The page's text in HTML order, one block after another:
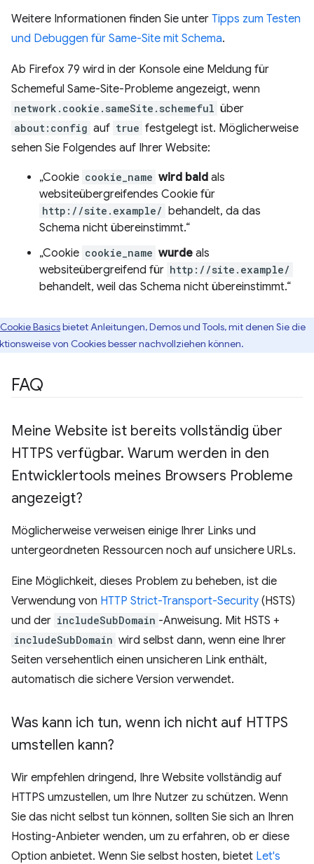
Weitere Informationen finden Sie unter Tipps zum Testen
und Debuggen für Same-Site mit Schema.
Ab Firefox 79 wird in der Konsole eine Meldung für
Schemeful Same-Site-Probleme angezeigt, wenn
network.cookie.sameSite.schemeful über
about:config auf true festgelegt ist. Möglicherweise
sehen Sie Folgendes auf Ihrer Website:
„Cookie cookie_name wird bald als
websiteübergreifendes Cookie für
http://site.example/ behandelt, da das
Schema nicht übereinstimmt.“
„Cookie cookie_name wurde als
websiteübergreifend für http://site.example/
behandelt, weil das Schema nicht übereinstimmt.“
Cookie Basicsbietet Anleitungen, Demos und Tools, mit denen Sie die
von Cookies besser nachvollziehen können.
FAQ
Meine Website ist bereits vollständig über
HTTPS verfügbar. Warum werden in den
Entwicklertools meines Browsers Probleme
angezeigt?
Möglicherweise verweisen einige Ihrer Links und
untergeordneten Ressourcen noch auf unsichere URLs.
Eine Möglichkeit, dieses Problem zu beheben, ist die
Verwendung von HTTP Strict-Transport-Security (HSTS)
und der includeSubDomain -Anweisung. Mit HSTS +
includeSubDomain wird selbst dann, wenn eine Ihrer
Seiten versehentlich einen unsicheren Link enthält,
automatisch die sichere Version verwendet.
Was kann ich tun, wenn ich nicht auf HTTPS
umstellen kann?
Wir empfehlen dringend, Ihre Website vollständig auf
HTTPS umzustellen, um Ihre Nutzer zu schützen. Wenn
Sie das nicht selbst tun können, sollten Sie sich an Ihren
Hosting-Anbieter wenden, um zu erfahren, ob er diese
Option anbietet. Wenn Sie selbst hosten, bietet Let's